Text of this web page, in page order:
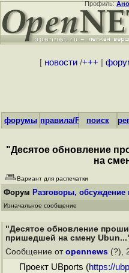
Профиль:
[ новости/+++
форумы правила/FAQпоиск
"Десятое обновление
на
Вариант для распечатки
Форум Разговоры, обсуждение
Изначальное сообщение
"Десятое обновление
пришедшей на смену
Сообщение от opennews (?),
Проект UBports (https://